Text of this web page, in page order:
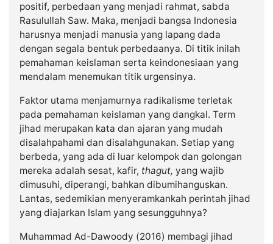
positif, perbedaan yang menjadi rahmat, sabda
Rasulullah Saw. Maka, menjadi bangsa Indonesia
harusnya menjadi manusia yang lapang dada
dengan segala bentuk perbedaanya. Di titik inilah
pemahaman keislaman serta keindonesiaan yang
mendalam menemukan titik urgensinya.
Faktor utama menjamurnya radikalisme terletak
pada pemahaman keislaman yang dangkal. Term
jihad merupakan kata dan ajaran yang mudah
disalahpahami dan disalahgunakan. Setiap yang
berbeda, yang ada di luar kelompok dan golongan
mereka adalah sesat, kafir, thagut, yang wajib
dimusuhi, diperangi, bahkan dibumihanguskan.
Lantas, sedemikian menyeramkankah perintah jihad
yang diajarkan Islam yang sesungguhnya?
Muhammad Ad-Dawoody (2016) membagi jihad